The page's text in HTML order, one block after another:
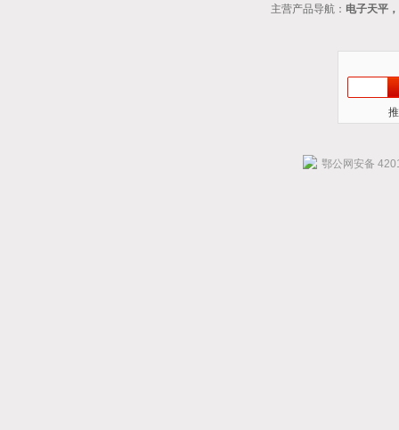
主营产品导航： 电子天平
鄂公网安备